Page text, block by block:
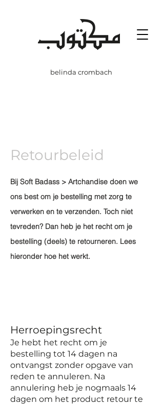
belinda crombach
Retourbeleid
Bij Soft Badass > Artchandise doen we
ons best om je bestelling met zorg te
verwerken en te verzenden. Toch niet
tevreden? Dan heb je het recht om je
bestelling (deels) te retourneren. Lees
hieronder hoe het werkt.
Herroepingsrecht
Je hebt het recht om je
bestelling tot 14 dagen na
ontvangst zonder opgave van
reden te annuleren. Na
annulering heb je nogmaals 14
dagen om het product retour te